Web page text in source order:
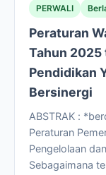
PERWALI
Peraturan
Tahun 2025
Pendidikan
Bersinergi
ABSTRAK :
Peraturan
Pengelolaan
Sebagaimana